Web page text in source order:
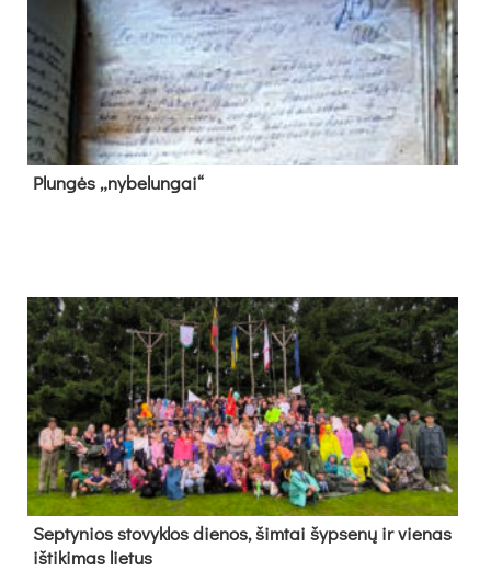
Plun­gės „ny­be­lun­gai“
Sep­ty­nios sto­vyk­los die­nos, šim­tai šyp­se­nų ir vie­nas
iš­ti­ki­mas lie­tus